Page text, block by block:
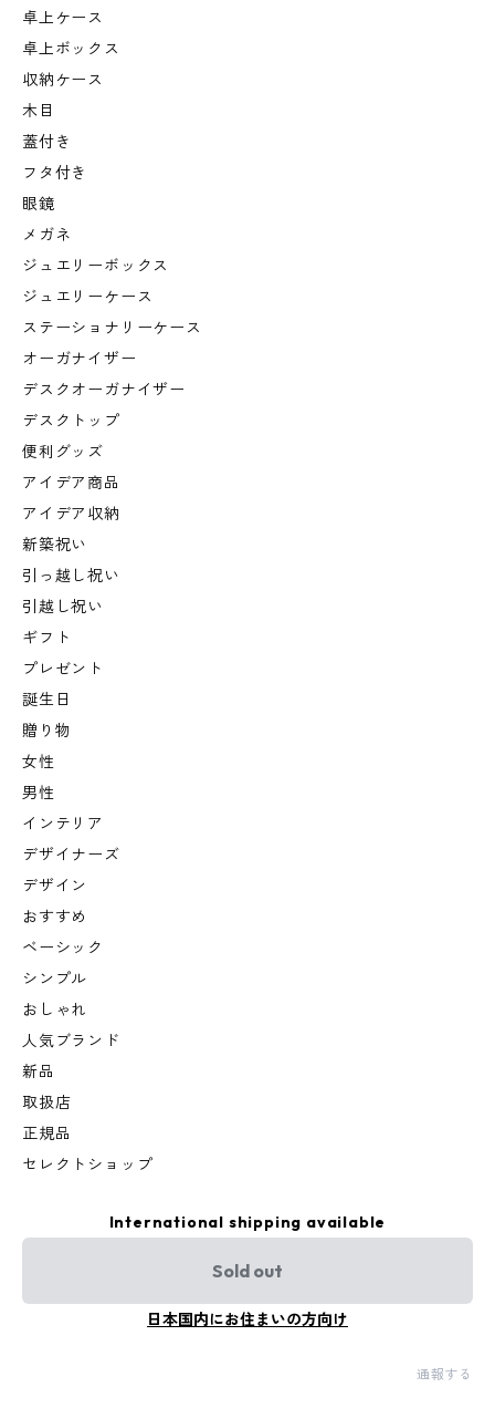
卓上ケース
卓上ボックス
収納ケース
木目
蓋付き
フタ付き
眼鏡
メガネ
ジュエリーボックス
ジュエリーケース
ステーショナリーケース
オーガナイザー
デスクオーガナイザー
デスクトップ
便利グッズ
アイデア商品
アイデア収納
新築祝い
引っ越し祝い
引越し祝い
ギフト
プレゼント
誕生日
贈り物
女性
男性
インテリア
デザイナーズ
デザイン
おすすめ
ベーシック
シンプル
おしゃれ
人気ブランド
新品
取扱店
正規品
セレクトショップ
International shipping available
Sold out
日本国内にお住まいの方向け
通報する